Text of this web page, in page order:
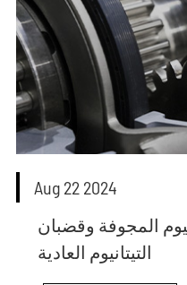
Aug 22 2024
المجوفة وقضبان
التيتانيوم العادية